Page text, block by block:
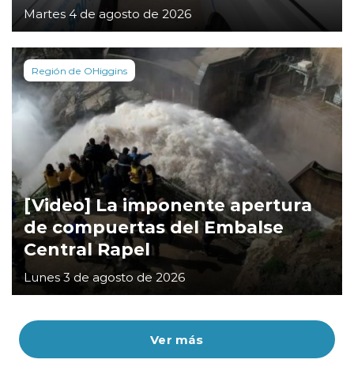
Ver más
Martes 4 de agosto de 2026
Región de OHiggins
[Video] La imponente apertura
de compuertas del Embalse
Central Rapel
Lunes 3 de agosto de 2026